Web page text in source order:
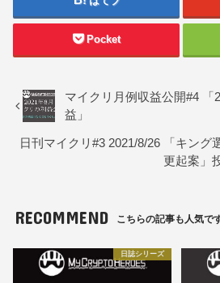
Pocket
マイクリ月例収益公開#4 「
益」
日刊マイクリ#3 2021/8/26 「キング
更起案」
RECOMMEND こちらの記事も人気で
日誌シリーズ